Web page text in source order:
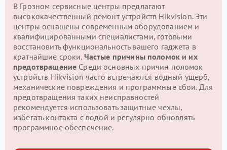
В Грозном сервисные центры предлагают
высококачественный ремонт устройств Hikvision. Эти
центры оснащены современным оборудованием и
квалифицированными специалистами, готовыми
восстановить функциональность вашего гаджета в
кратчайшие сроки. Частые причины поломок и их
предотвращение Среди основных причин поломок
устройств Hikvision часто встречаются водный ущерб,
механические повреждения и программные сбои. Для
предотвращения таких неисправностей
рекомендуется использовать защитные чехлы,
избегать контакта с водой и регулярно обновлять
программное обеспечение.